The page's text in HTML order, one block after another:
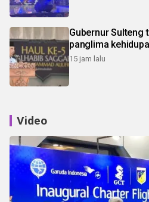
Gubernur Sulteng
panglima
15 jam lalu
Video